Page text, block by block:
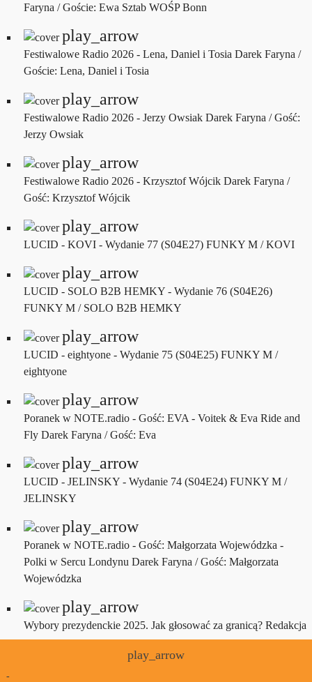
Faryna / Goście: Ewa Sztab WOŚP Bonn
play_arrow
Festiwalowe Radio 2026 - Lena, Daniel i Tosia Darek Faryna /
Goście: Lena, Daniel i Tosia
play_arrow
Festiwalowe Radio 2026 - Jerzy Owsiak Darek Faryna / Gość:
Jerzy Owsiak
play_arrow
Festiwalowe Radio 2026 - Krzysztof Wójcik Darek Faryna /
Gość: Krzysztof Wójcik
play_arrow
LUCID - KOVI - Wydanie 77 (S04E27) FUNKY M / KOVI
play_arrow
LUCID - SOLO B2B HEMKY - Wydanie 76 (S04E26)
FUNKY M / SOLO B2B HEMKY
play_arrow
LUCID - eightyone - Wydanie 75 (S04E25) FUNKY M /
eightyone
play_arrow
Poranek w NOTE.radio - Gość: EVA - Voitek & Eva Ride and
Fly Darek Faryna / Gość: Eva
play_arrow
LUCID - JELINSKY - Wydanie 74 (S04E24) FUNKY M /
JELINSKY
play_arrow
Poranek w NOTE.radio - Gość: Małgorzata Wojewódzka -
Polki w Sercu Londynu Darek Faryna / Gość: Małgorzata
Wojewódzka
play_arrow
Wybory prezydenckie 2025. Jak głosować za granicą? Redakcja
play_arrow
-